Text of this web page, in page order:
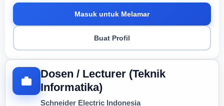
Dosen / Lecturer (Teknik
Informatika)
Schneider Electric Indonesia
Masuk untuk Melamar
Buat Profil